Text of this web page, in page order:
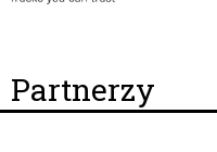
Partnerzy